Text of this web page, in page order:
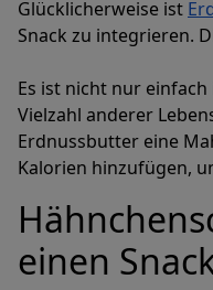
Glücklicherweise ist
Snack zu integrieren.
Es ist nicht nur
Vielzahl anderer
Erdnussbutter eine
Kalorien hinzufügen,
einen
Erstellen Sie